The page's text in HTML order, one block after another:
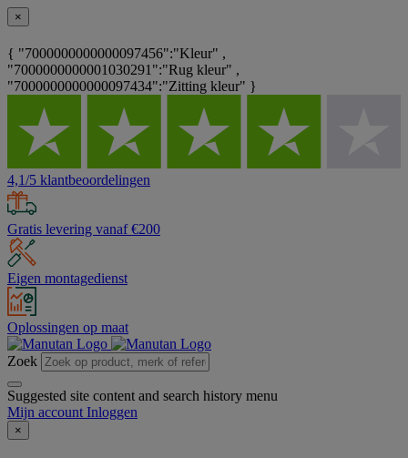
×
{ "7000000000000097456":"Kleur" ,
"7000000000001030291":"Rug kleur" ,
"7000000000000097434":"Zitting kleur" }
4,1/5 klantbeoordelingen
Gratis levering vanaf €200
Eigen montagedienst
Oplossingen op maat
Zoek
Suggested site content and search history menu
Mijn account Inloggen
×